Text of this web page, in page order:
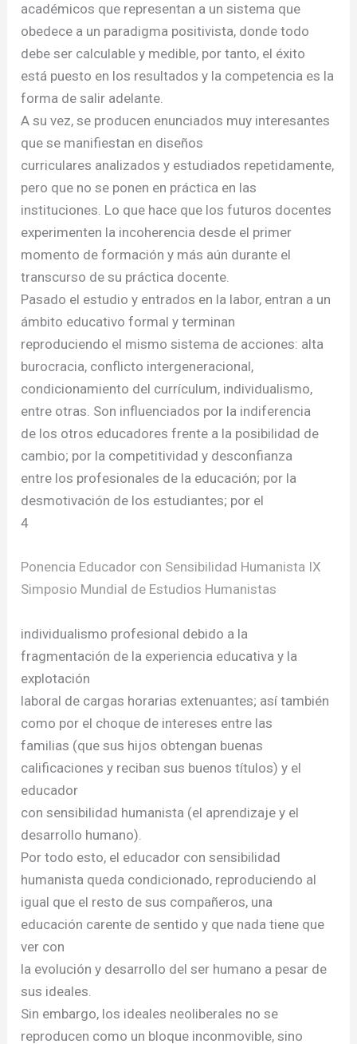
académicos que representan a un sistema que
obedece a un paradigma positivista, donde todo
debe ser calculable y medible, por tanto, el éxito
está puesto en los resultados y la competencia es la
forma de salir adelante.
A su vez, se producen enunciados muy interesantes
que se manifiestan en diseños
curriculares analizados y estudiados repetidamente,
pero que no se ponen en práctica en las
instituciones. Lo que hace que los futuros docentes
experimenten la incoherencia desde el primer
momento de formación y más aún durante el
transcurso de su práctica docente.
Pasado el estudio y entrados en la labor, entran a un
ámbito educativo formal y terminan
reproduciendo el mismo sistema de acciones: alta
burocracia, conflicto intergeneracional,
condicionamiento del currículum, individualismo,
entre otras. Son influenciados por la indiferencia
de los otros educadores frente a la posibilidad de
cambio; por la competitividad y desconfianza
entre los profesionales de la educación; por la
desmotivación de los estudiantes; por el
4
Ponencia Educador con Sensibilidad Humanista IX
Simposio Mundial de Estudios Humanistas
individualismo profesional debido a la
fragmentación de la experiencia educativa y la
explotación
laboral de cargas horarias extenuantes; así también
como por el choque de intereses entre las
familias (que sus hijos obtengan buenas
calificaciones y reciban sus buenos títulos) y el
educador
con sensibilidad humanista (el aprendizaje y el
desarrollo humano).
Por todo esto, el educador con sensibilidad
humanista queda condicionado, reproduciendo al
igual que el resto de sus compañeros, una
educación carente de sentido y que nada tiene que
ver con
la evolución y desarrollo del ser humano a pesar de
sus ideales.
Sin embargo, los ideales neoliberales no se
reproducen como un bloque inconmovible, sino